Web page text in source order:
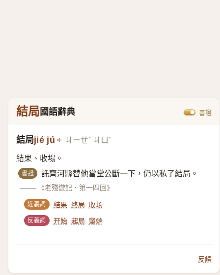
結局國語辭典 書證
結局jié jú ㄐㄧㄝˊ ㄐㄩˊ
結果、收場。
書證
託齊河縣替他當堂公斷一下，仍以私了結局。
——
《老殘遊記．第一四回》
近義詞 结果 终局 收场
反義詞 开始 起局 肇端
反饋